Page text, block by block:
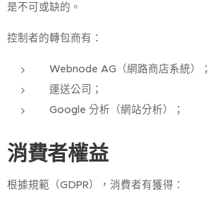
是不可或缺的。
控制者的轉包商有：
Webnode AG（網路商店系統）；
運送公司；
Google 分析（網站分析）；
消費者權益
根據規範（GDPR），消費者有獲得：